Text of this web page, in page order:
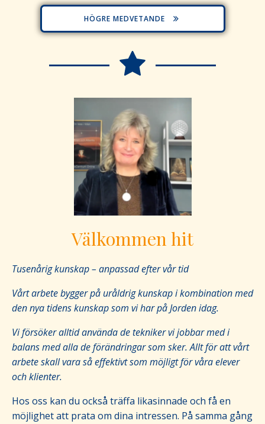
HÖGRE MEDVETANDE
Välkommen hit
Tusenårig kunskap – anpassad efter vår tid
Vårt arbete bygger på uråldrig kunskap i kombination med
den nya tidens kunskap som vi har på Jorden idag.
Vi försöker alltid använda de tekniker vi jobbar med i
balans med alla de förändringar som sker. Allt för att vårt
arbete skall vara så effektivt som möjligt för våra elever
och klienter.
Hos oss kan du också träffa likasinnade och få en
möjlighet att prata om dina intressen. På samma gång